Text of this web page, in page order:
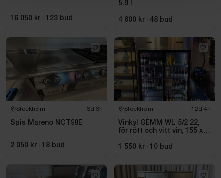
16 050 kr · 123 bud
5.9 l
4 600 kr · 48 bud
Stockholm 3d 3h
Spis Mareno NCT98E
2 050 kr · 18 bud
Stockholm 12d 4h
Vinkyl GEMM WL 5/2 22,
för rött och vitt vin, 155 x
1 550 kr · 10 bud